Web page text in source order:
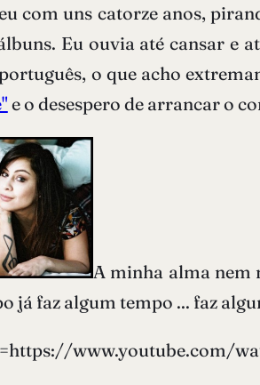
com uns catorze anos,
Eu ouvia até cansar e
o que acho
e o desespero de arrancar o
A minha alma nem
já faz algum tempo ... faz
www.youtube.com/